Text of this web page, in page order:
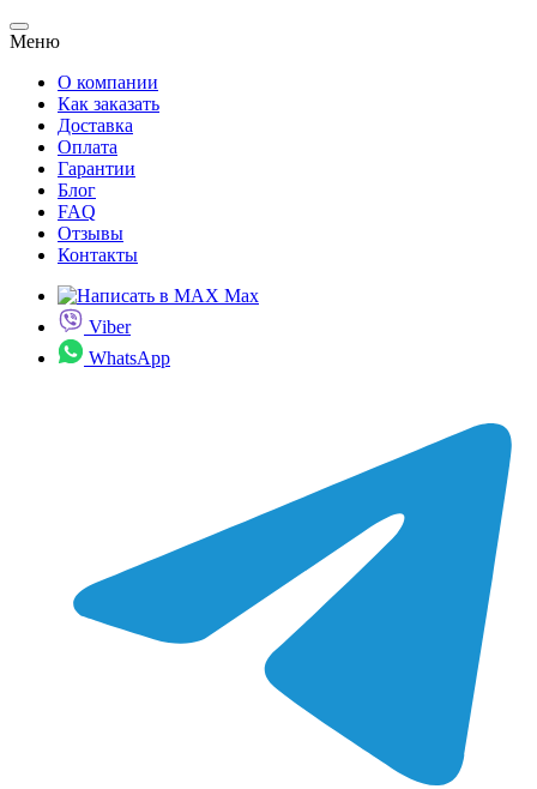
Меню
О компании
Как заказать
Доставка
Оплата
Гарантии
Блог
FAQ
Отзывы
Контакты
Max
Viber
WhatsApp